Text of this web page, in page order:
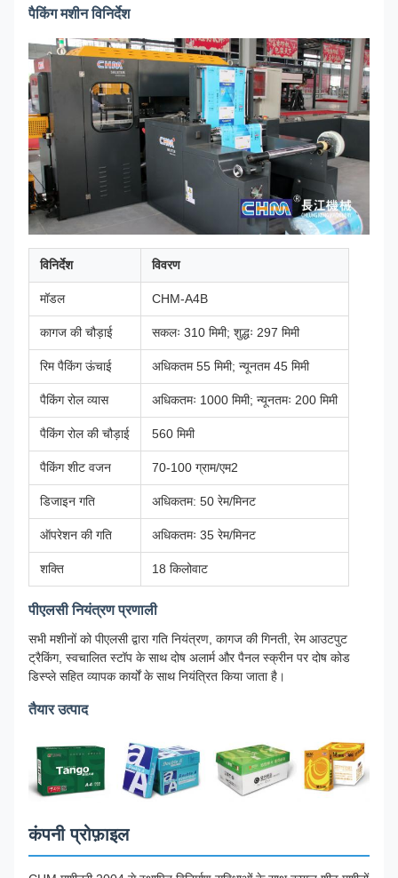
पैकिंग मशीन विनिर्देश
विनिर्देश विवरण
मॉडल CHM-A4B
कागज की चौड़ाई सकलः 310 मिमी; शुद्धः 297 मिमी
रिम पैकिंग ऊंचाई अधिकतम 55 मिमी; न्यूनतम 45 मिमी
पैकिंग रोल व्यास अधिकतमः 1000 मिमी; न्यूनतमः 200 मिमी
पैकिंग रोल की चौड़ाई 560 मिमी
पैकिंग शीट वजन 70-100 ग्राम/एम2
डिजाइन गति अधिकतम: 50 रेम/मिनट
ऑपरेशन की गति अधिकतमः 35 रेम/मिनट
शक्ति 18 किलोवाट
पीएलसी नियंत्रण प्रणाली
सभी मशीनों को पीएलसी द्वारा गति नियंत्रण, कागज की गिनती, रेम आउटपुट
ट्रैकिंग, स्वचालित स्टॉप के साथ दोष अलार्म और पैनल स्क्रीन पर दोष कोड
डिस्प्ले सहित व्यापक कार्यों के साथ नियंत्रित किया जाता है।
तैयार उत्पाद
कंपनी प्रोफ़ाइल